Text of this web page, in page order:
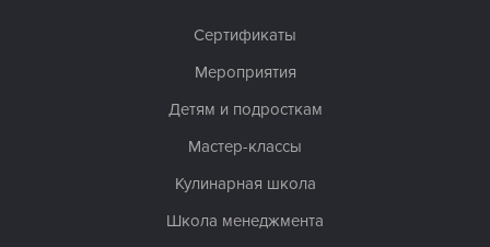
Сертификаты
Мероприятия
Детям и подросткам
Мастер-классы
Кулинарная школа
Школа менеджмента